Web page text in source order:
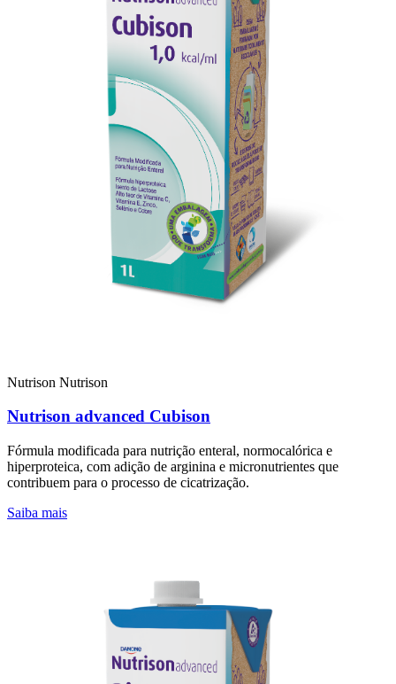
Nutrison Nutrison
Nutrison advanced Cubison
Fórmula modificada para nutrição enteral, normocalórica e
hiperproteica, com adição de arginina e micronutrientes que
contribuem para o processo de cicatrização.
Saiba mais